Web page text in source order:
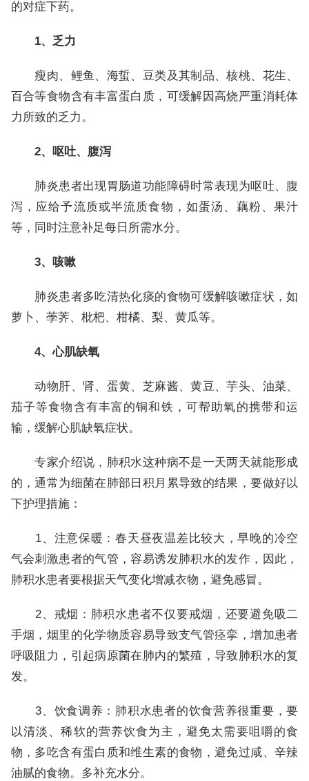
的对症下药。
1、乏力
瘦肉、鲤鱼、海蜇、豆类及其制品、核桃、花生、
百合等食物含有丰富蛋白质，可缓解因高烧严重消耗体
力所致的乏力。
2、呕吐、腹泻
肺炎患者出现胃肠道功能障碍时常表现为呕吐、腹
泻，应给予流质或半流质食物，如蛋汤、藕粉、果汁
等，同时注意补足每日所需水分。
3、咳嗽
肺炎患者多吃清热化痰的食物可缓解咳嗽症状，如
萝卜、荸荠、枇杷、柑橘、梨、黄瓜等。
4、心肌缺氧
动物肝、肾、蛋黄、芝麻酱、黄豆、芋头、油菜、
茄子等食物含有丰富的铜和铁，可帮助氧的携带和运
输，缓解心肌缺氧症状。
专家介绍说，肺积水这种病不是一天两天就能形成
的，通常为细菌在肺部日积月累导致的结果，要做好以
下护理措施：
1、注意保暖：春天昼夜温差比较大，早晚的冷空
气会刺激患者的气管，容易诱发肺积水的发作，因此，
肺积水患者要根据天气变化增减衣物，避免感冒。
2、戒烟：肺积水患者不仅要戒烟，还要避免吸二
手烟，烟里的化学物质容易导致支气管痉挛，增加患者
呼吸阻力，引起病原菌在肺内的繁殖，导致肺积水的复
发。
3、饮食调养：肺积水患者的饮食营养很重要，要
以清淡、稀软的营养饮食为主，避免太需要咀嚼的食
物，多吃含有蛋白质和维生素的食物，避免过咸、辛辣
油腻的食物。多补充水分。